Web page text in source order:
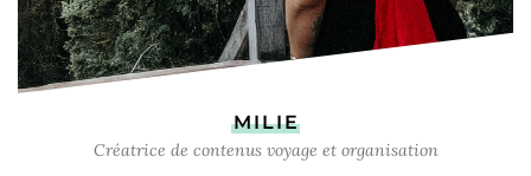
MILIE
Créatrice de contenus voyage et organisation